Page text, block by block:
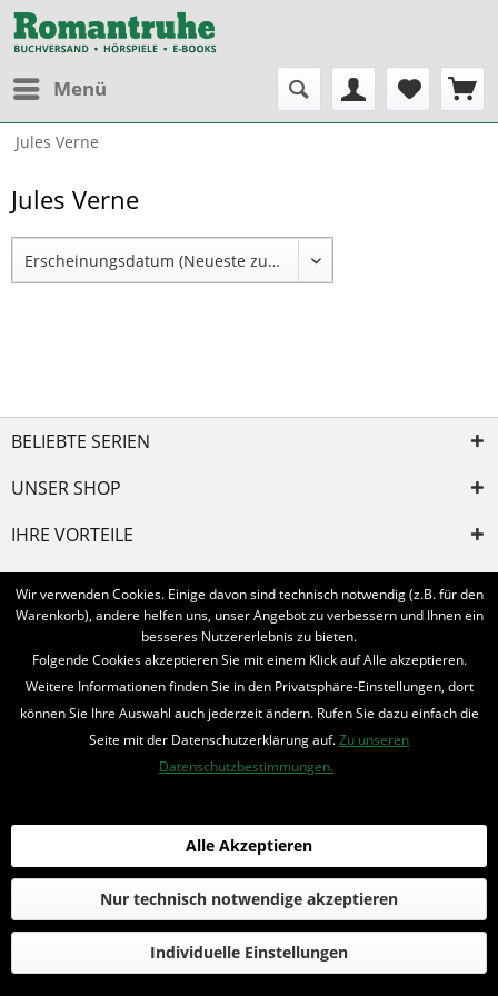
Menü
Jules Verne
Jules Verne
BELIEBTE SERIEN
UNSER SHOP
IHRE VORTEILE
INFORMIERT BLEIBEN
Bestellung widerrufen
* Alle Preise inkl. MwSt. und zzgl. Bearbeitungspauschale
© 2016-2022 Romantruhe - Buchversand, Joachim Otto
die profilschmiede - Internetagentur
Wir verwenden Cookies. Einige davon sind technisch notwendig (z.B. für den
Warenkorb), andere helfen uns, unser Angebot zu verbessern und Ihnen ein
besseres Nutzererlebnis zu bieten.
Folgende Cookies akzeptieren Sie mit einem Klick auf Alle akzeptieren.
Weitere Informationen finden Sie in den Privatsphäre-Einstellungen, dort
können Sie Ihre Auswahl auch jederzeit ändern. Rufen Sie dazu einfach die
Seite mit der Datenschutzerklärung auf.Zu unseren
Datenschutzbestimmungen.
Individuelle Einstellungen
Nur technisch notwendige akzeptieren
Alle Akzeptieren